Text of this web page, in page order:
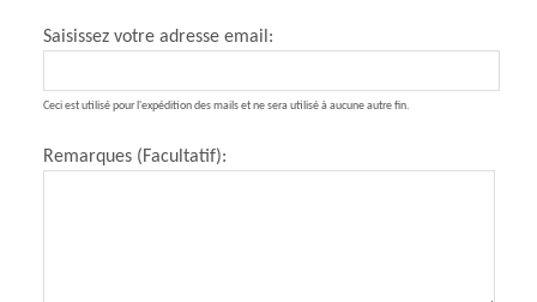
Saisissez votre adresse email:
Ceci est utilisé pour l'expédition des mails et ne sera utilisé à aucune autre fin.
Remarques (Facultatif):